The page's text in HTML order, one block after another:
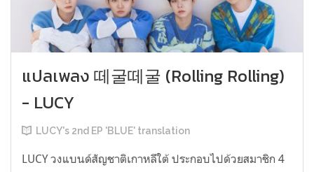
แปลเพลง 떼굴떼굴 (Rolling Rolling)
- LUCY
LUCY's 2nd EP 'BLUE' translation
LUCY วงแบนด์สัญชาติเกาหลีใต้ ประกอบไปด้วยสมาชิก 4